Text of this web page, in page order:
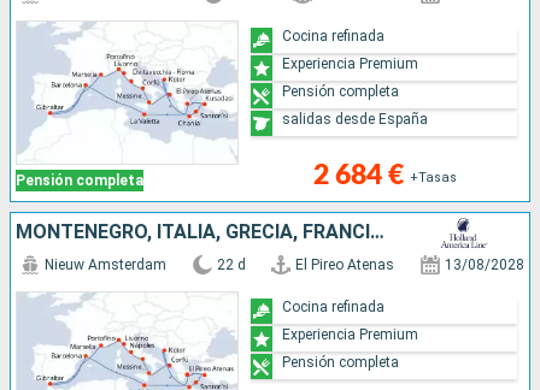
Pensión completa 2 684 € +Tasas
Cocina refinada
Experiencia Premium
Pensión completa
salidas desde España
MONTENEGRO, ITALIA, GRECIA, FRANCIA, MALTA, TURQUÍA, GIBRALTAR, ESPAÑA
Nieuw Amsterdam 22 d El Pireo Atenas 13/08/2028
Cocina refinada
Experiencia Premium
Pensión completa